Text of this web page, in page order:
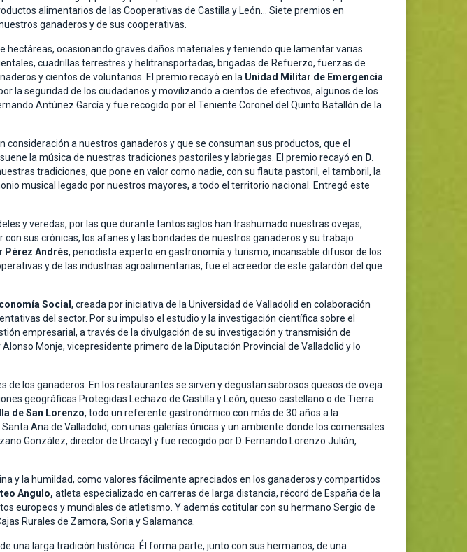
alimentarios de las Cooperativas de Castilla y León… Siete premios en
ganaderos y de sus cooperativas.
hectáreas, ocasionando graves daños materiales y teniendo que lamentar varias
cuadrillas terrestres y helitransportadas, brigadas de Refuerzo, fuerzas de
y cientos de voluntarios. El premio recayó en la Unidad Militar de Emergencia
la seguridad de los ciudadanos y movilizando a cientos de efectivos, algunos de los
Antúnez García y fue recogido por el Teniente Coronel del Quinto Batallón de la
consideración a nuestros ganaderos y que se consuman sus productos, que el
la música de nuestras tradiciones pastoriles y labriegas. El premio recayó en D.
tradiciones, que pone en valor como nadie, con su flauta pastoril, el tamboril, la
musical legado por nuestros mayores, a todo el territorio nacional. Entregó este
y veredas, por las que durante tantos siglos han trashumado nuestras ovejas,
sus crónicas, los afanes y las bondades de nuestros ganaderos y su trabajo
Pérez Andrés, periodista experto en gastronomía y turismo, incansable difusor de los
y de las industrias agroalimentarias, fue el acreedor de este galardón del que
Social , creada por iniciativa de la Universidad de Valladolid en colaboración
del sector. Por su impulso el estudio y la investigación científica sobre el
empresarial, a través de la divulgación de su investigación y transmisión de
Monje, vicepresidente primero de la Diputación Provincial de Valladolid y lo
de los ganaderos. En los restaurantes se sirven y degustan sabrosos quesos de oveja
geográficas Protegidas Lechazo de Castilla y León, queso castellano o de Tierra
de San Lorenzo, todo un referente gastronómico con más de 30 años a la
Ana de Valladolid, con unas galerías únicas y un ambiente donde los comensales
González, director de Urcacyl y fue recogido por D. Fernando Lorenzo Julián,
y la humildad, como valores fácilmente apreciados en los ganaderos y compartidos
Angulo, atleta especializado en carreras de larga distancia, récord de España de la
europeos y mundiales de atletismo. Y además cotitular con su hermano Sergio de
Rurales de Zamora, Soria y Salamanca.
de una larga tradición histórica. Él forma parte, junto con sus hermanos, de una